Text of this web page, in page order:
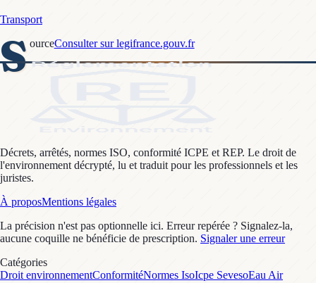
Transport
S ourceConsulter sur legifrance.gouv.fr
Décrets, arrêtés, normes ISO, conformité ICPE et REP. Le droit de
l'environnement décrypté, lu et traduit pour les professionnels et les
juristes.
À proposMentions légales
La précision n'est pas optionnelle ici. Erreur repérée ? Signalez-la,
aucune coquille ne bénéficie de prescription. Signaler une erreur
Catégories
Droit environnementConformitéNormes IsoIcpe SevesoEau Air